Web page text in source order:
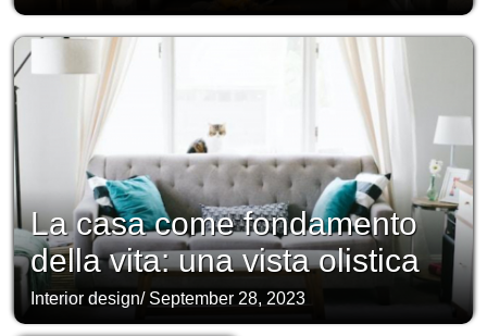
La casa come fondamento
della vita: una vista olistica
Interior design/ September 28, 2023